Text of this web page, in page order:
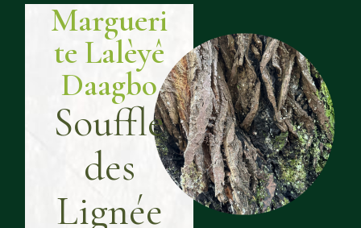
Margueri
te Lalèyê
Daagbo
Souffle
des
Lignée